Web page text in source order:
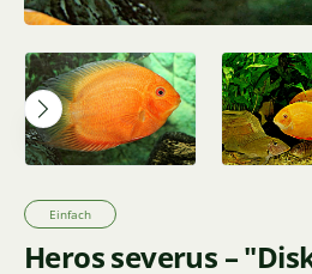
Heros severus –
Einfach